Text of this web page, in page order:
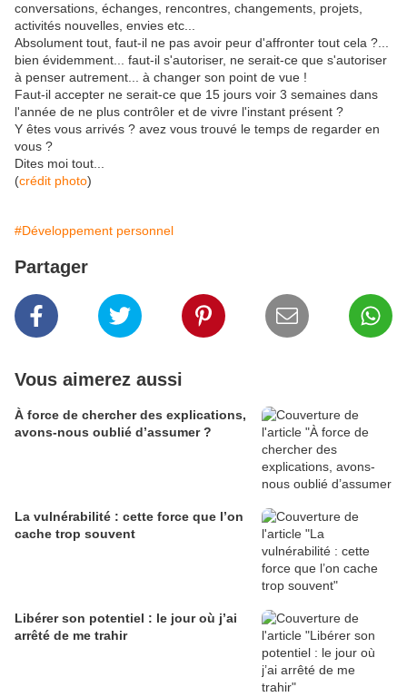
conversations, échanges, rencontres, changements, projets,
activités nouvelles, envies etc...
Absolument tout, faut-il ne pas avoir peur d'affronter tout cela ?...
bien évidemment... faut-il s'autoriser, ne serait-ce que s'autoriser
à penser autrement... à changer son point de vue !
Faut-il accepter ne serait-ce que 15 jours voir 3 semaines dans
l'année de ne plus contrôler et de vivre l'instant présent ?
Y êtes vous arrivés ? avez vous trouvé le temps de regarder en
vous ?
Dites moi tout...
(crédit photo)
#Développement personnel
Partager
Vous aimerez aussi
À force de chercher des explications,
avons-nous oublié d’assumer ?
La vulnérabilité : cette force que l’on
cache trop souvent
Libérer son potentiel : le jour où j’ai
arrêté de me trahir